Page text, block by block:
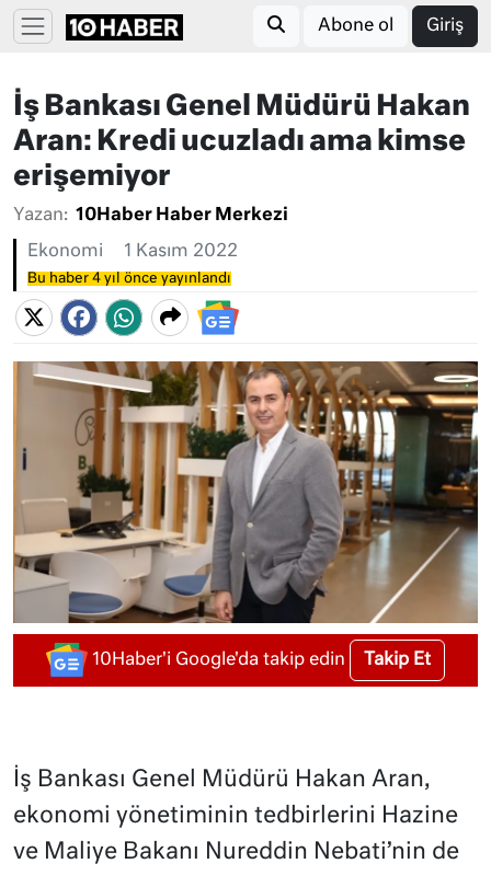
Abone ol Giriş
İş Bankası Genel Müdürü Hakan
Aran: Kredi ucuzladı ama kimse
erişemiyor
Yazan: 10Haber Haber Merkezi
Ekonomi 1 Kasım 2022
Bu haber 4 yıl önce yayınlandı
10Haber'i Google'da takip edin Takip Et
İş Bankası Genel Müdürü Hakan Aran,
ekonomi yönetiminin tedbirlerini Hazine
ve Maliye Bakanı Nureddin Nebati’nin de